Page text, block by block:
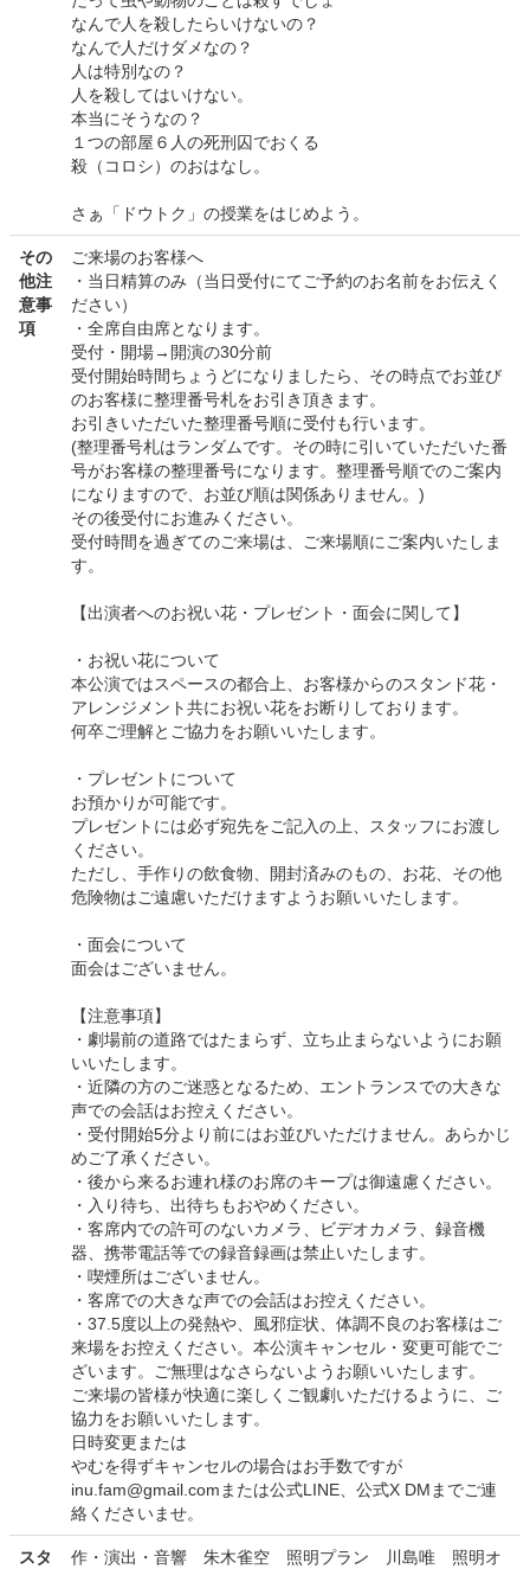
なんで人を殺したらいけないの？
なんで人だけダメなの？
人は特別なの？
人を殺してはいけない。
本当にそうなの？
１つの部屋６人の死刑囚でおくる
殺（コロシ）のおはなし。
さぁ「ドウトク」の授業をはじめよう。
その
他注
意事
項
ご来場のお客様へ
・当日精算のみ（当日受付にてご予約のお名前をお伝えく
ださい）
・全席自由席となります。
受付・開場→開演の30分前
受付開始時間ちょうどになりましたら、その時点でお並び
のお客様に整理番号札をお引き頂きます。
お引きいただいた整理番号順に受付も行います。
(整理番号札はランダムです。その時に引いていただいた番
号がお客様の整理番号になります。整理番号順でのご案内
になりますので、お並び順は関係ありません。)
その後受付にお進みください。
受付時間を過ぎてのご来場は、ご来場順にご案内いたしま
す。
【出演者へのお祝い花・プレゼント・面会に関して】
・お祝い花について
本公演ではスペースの都合上、お客様からのスタンド花・
アレンジメント共にお祝い花をお断りしております。
何卒ご理解とご協力をお願いいたします。
・プレゼントについて
お預かりが可能です。
プレゼントには必ず宛先をご記入の上、スタッフにお渡し
ください。
ただし、手作りの飲食物、開封済みのもの、お花、その他
危険物はご遠慮いただけますようお願いいたします。
・面会について
面会はございません。
【注意事項】
・劇場前の道路ではたまらず、立ち止まらないようにお願
いいたします。
・近隣の方のご迷惑となるため、エントランスでの大きな
声での会話はお控えください。
・受付開始5分より前にはお並びいただけません。あらかじ
めご了承ください。
・後から来るお連れ様のお席のキープは御遠慮ください。
・入り待ち、出待ちもおやめください。
・客席内での許可のないカメラ、ビデオカメラ、録音機
器、携帯電話等での録音録画は禁止いたします。
・喫煙所はございません。
・客席での大きな声での会話はお控えください。
・37.5度以上の発熱や、風邪症状、体調不良のお客様はご
来場をお控えください。本公演キャンセル・変更可能でご
ざいます。ご無理はなさらないようお願いいたします。
ご来場の皆様が快適に楽しくご観劇いただけるように、ご
協力をお願いいたします。
日時変更または
やむを得ずキャンセルの場合はお手数ですが
inu.fam@gmail.comまたは公式LINE、公式X DMまでご連
絡くださいませ。
スタ
作・演出・音響 朱木雀空 照明プラン 川島唯 照明オ